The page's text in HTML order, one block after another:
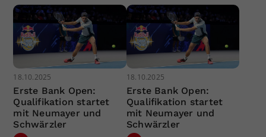
18.10.2025
Erste Bank Open:
Qualifikation startet
mit Neumayer und
Schwärzler
18.10.2025
Erste Bank Open:
Qualifikation startet
mit Neumayer und
Schwärzler